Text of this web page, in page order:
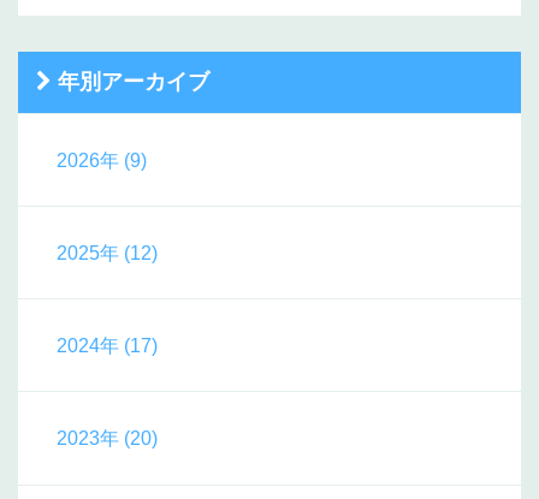
年別アーカイブ
2026年 (9)
2025年 (12)
2024年 (17)
2023年 (20)